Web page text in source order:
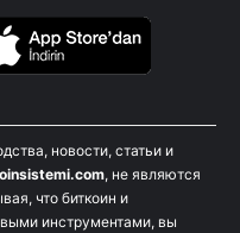
новости, статьи и
, не являются
что биткоин и
инструментами, вы